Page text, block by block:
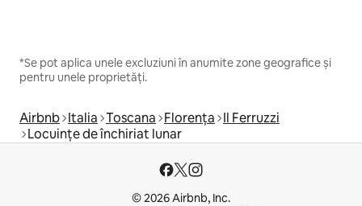
*Se pot aplica unele excluziuni în anumite zone geografice și
pentru unele proprietăți.
Airbnb Italia Toscana Florența Il Ferruzzi
Locuințe de închiriat lunar
© 2026 Airbnb, Inc.